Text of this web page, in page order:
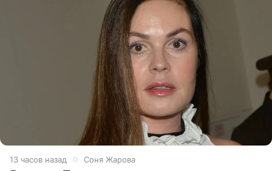
13 часов назад Соня Жарова